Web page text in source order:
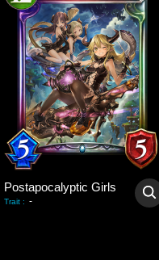
Postapocalyptic Girls
Trait : -